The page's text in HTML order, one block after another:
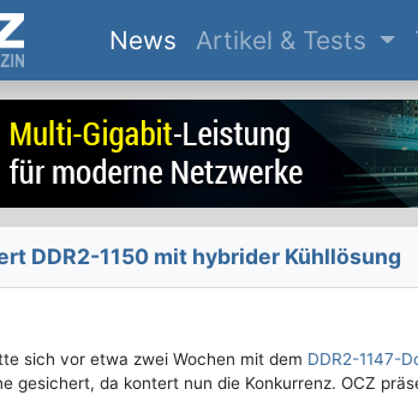
News(current)
Artikel & Tests
DDR2-1150 mit hybrider Kühllösung
sich vor etwa zwei Wochen mit dem DDR2-1147-
gesichert, da kontert nun die Konkurrenz. OCZ